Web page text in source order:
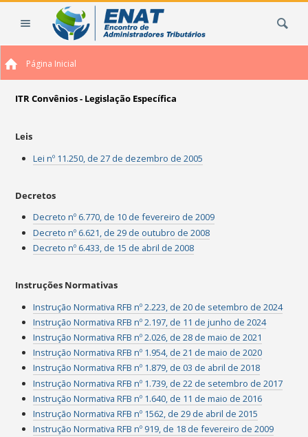
Página Inicial
ITR Convênios - Legislação Específica
Leis
Lei nº 11.250, de 27 de dezembro de 2005
Decretos
Decreto nº 6.770, de 10 de fevereiro de 2009
Decreto nº 6.621, de 29 de outubro de 2008
Decreto nº 6.433, de 15 de abril de 2008
Instruções Normativas
Instrução Normativa RFB nº 2.223, de 20 de setembro de 2024
Instrução Normativa RFB nº 2.197, de 11 de junho de 2024
Instrução Normativa RFB nº 2.026, de 28 de maio de 2021
Instrução Normativa RFB nº 1.954, de 21 de maio de 2020
Instrução Normativa RFB nº 1.879, de 03 de abril de 2018
Instrução Normativa RFB nº 1.739, de 22 de setembro de 2017
Instrução Normativa RFB nº 1.640, de 11 de maio de 2016
Instrução Normativa RFB nº 1562, de 29 de abril de 2015
Instrução Normativa RFB nº 919, de 18 de fevereiro de 2009